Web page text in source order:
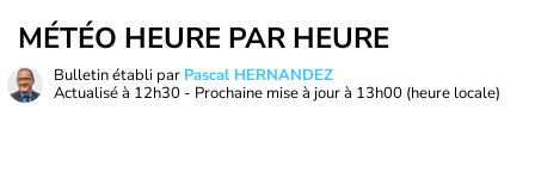
MÉTÉO HEURE PAR HEURE
Bulletin établi par Pascal HERNANDEZ
Actualisé à 12h30 - Prochaine mise à jour à 13h00 (heure locale)